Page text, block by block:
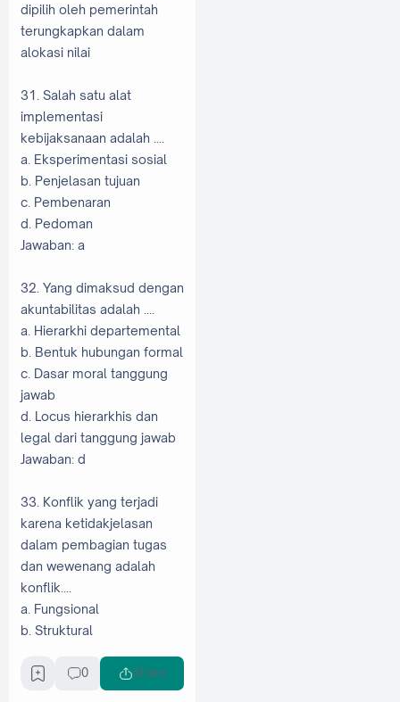
dipilih oleh pemerintah
terungkapkan dalam
alokasi nilai
31. Salah satu alat
implementasi
kebijaksanaan adalah ....
a. Eksperimentasi sosial
b. Penjelasan tujuan
c. Pembenaran
d. Pedoman
Jawaban: a
32. Yang dimaksud dengan
akuntabilitas adalah ....
a. Hierarkhi departemental
b. Bentuk hubungan formal
c. Dasar moral tanggung
jawab
d. Locus hierarkhis dan
legal dari tanggung jawab
Jawaban: d
33. Konflik yang terjadi
karena ketidakjelasan
dalam pembagian tugas
dan wewenang adalah
konflik....
a. Fungsional
b. Struktural
d. Formal 0 Share